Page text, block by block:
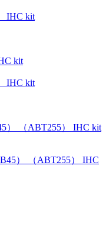
kit
） （ABT255） IHC kit